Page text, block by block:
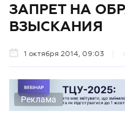
ЗАПРЕТ НА
ВЗЫСКАНИЯ
1 октября 2014, 09:03
Реклама